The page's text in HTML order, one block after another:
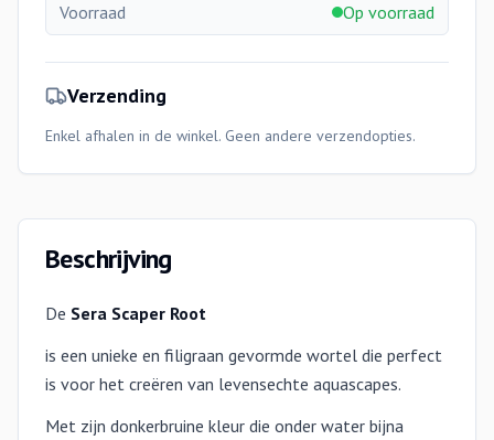
Voorraad Op voorraad
Verzending
Enkel afhalen in de winkel. Geen andere verzendopties.
Beschrijving
De Sera Scaper Root
is een unieke en filigraan gevormde wortel die perfect
is voor het creëren van levensechte aquascapes.
Met zijn donkerbruine kleur die onder water bijna